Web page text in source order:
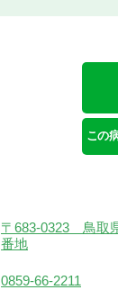
この
〒683-0323 鳥取
番地
0859-66-2211